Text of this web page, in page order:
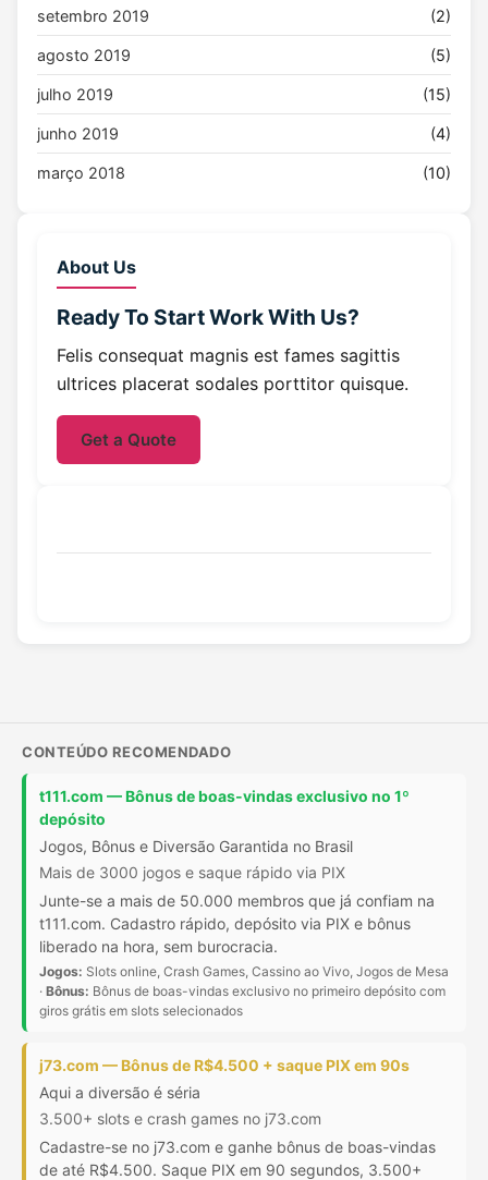
setembro 2019 (2)
agosto 2019 (5)
julho 2019 (15)
junho 2019 (4)
março 2018 (10)
About Us
Ready To StartWork With Us?
Felis consequat magnis est fames sagittis
ultrices placerat sodales porttitor quisque.
Get a Quote
CONTEÚDO RECOMENDADO
t111.com — Bônus de boas-vindas exclusivo no 1º
depósito
Jogos, Bônus e Diversão Garantida no Brasil
Mais de 3000 jogos e saque rápido via PIX
Junte-se a mais de 50.000 membros que já confiam na
t111.com. Cadastro rápido, depósito via PIX e bônus
liberado na hora, sem burocracia.
Jogos: Slots online, Crash Games, Cassino ao Vivo, Jogos de Mesa
· Bônus: Bônus de boas-vindas exclusivo no primeiro depósito com
giros grátis em slots selecionados
j73.com — Bônus de R$4.500 + saque PIX em 90s
Aqui a diversão é séria
3.500+ slots e crash games no j73.com
Cadastre-se no j73.com e ganhe bônus de boas-vindas
de até R$4.500. Saque PIX em 90 segundos, 3.500+